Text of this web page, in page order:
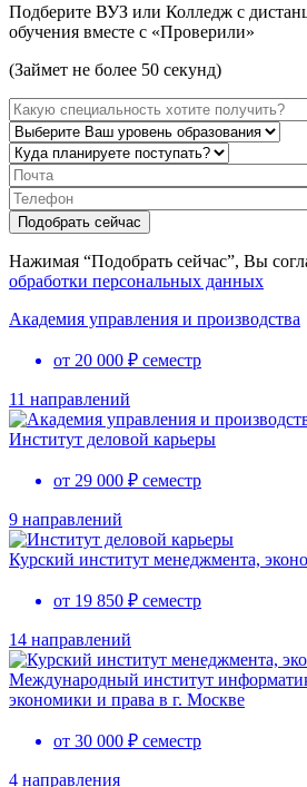
Подберите ВУЗ или Колледж с
обучения вместе с «Проверили»
(Займет не более 50 секунд)
Нажимая “Подобрать сейчас”, Вы
обработки персональных данных
Академия управления и производства
от 20 000 ₽ семестр
11 направлений
Институт деловой карьеры
от 29 000 ₽ семестр
9 направлений
Курский институт менеджмента,
от 19 850 ₽ семестр
14 направлений
Международный институт
экономики и права в г. Москве
от 30 000 ₽ семестр
4 направления